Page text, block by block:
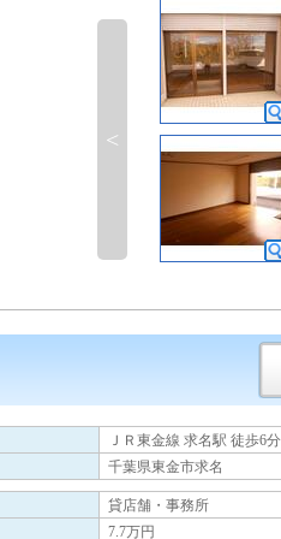
<
ＪＲ東金線 求名駅 徒歩6分
千葉県東金市求名
貸店舗・事務所
7.7万円